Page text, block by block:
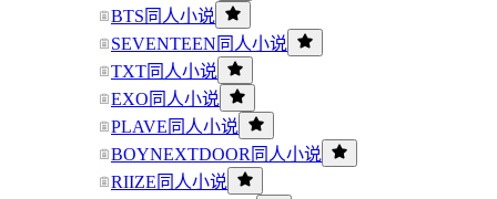
BTS同人小说
SEVENTEEN同人小说
TXT同人小说
EXO同人小说
PLAVE同人小说
BOYNEXTDOOR同人小说
RIIZE同人小说